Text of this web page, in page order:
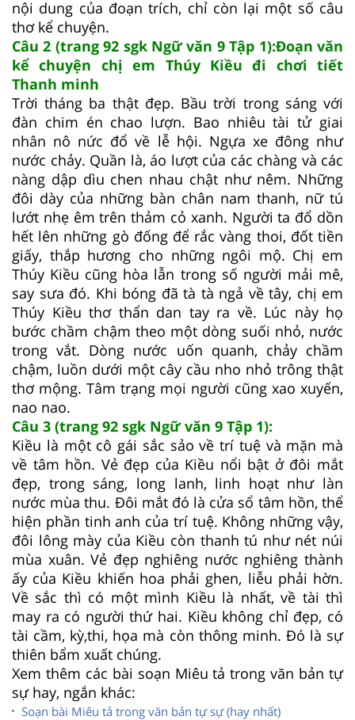
nội dung của đoạn trích, chỉ còn lại một số câu
thơ kể chuyện.
Câu 2 (trang 92 sgk Ngữ văn 9 Tập 1):Đoạn văn
kể chuyện chị em Thúy Kiều đi chơi tiết
Thanh minh
Trời tháng ba thật đẹp. Bầu trời trong sáng với
đàn chim én chao lượn. Bao nhiêu tài tử giai
nhân nô nức đổ về lễ hội. Ngựa xe đông như
nước chảy. Quần là, áo lượt của các chàng và các
nàng dập dìu chen nhau chật như nêm. Những
đôi dày của những bàn chân nam thanh, nữ tú
lướt nhẹ êm trên thảm cỏ xanh. Người ta đổ dồn
hết lên những gò đống để rắc vàng thoi, đốt tiền
giấy, thắp hương cho những ngôi mộ. Chị em
Thúy Kiều cũng hòa lẫn trong số người mải mê,
say sưa đó. Khi bóng đã tà tà ngả về tây, chị em
Thúy Kiều thơ thẩn dan tay ra về. Lúc này họ
bước chầm chậm theo một dòng suối nhỏ, nước
trong vắt. Dòng nước uốn quanh, chảy chầm
chậm, luồn dưới một cây cầu nho nhỏ trông thật
thơ mộng. Tâm trạng mọi người cũng xao xuyến,
nao nao.
Câu 3 (trang 92 sgk Ngữ văn 9 Tập 1):
Kiều là một cô gái sắc sảo về trí tuệ và mặn mà
về tâm hồn. Vẻ đẹp của Kiều nổi bật ở đôi mắt
đẹp, trong sáng, long lanh, linh hoạt như làn
nước mùa thu. Đôi mắt đó là cửa sổ tâm hồn, thể
hiện phần tinh anh của trí tuệ. Không những vậy,
đôi lông mày của Kiều còn thanh tú như nét núi
mùa xuân. Vẻ đẹp nghiêng nước nghiêng thành
ấy của Kiều khiến hoa phải ghen, liễu phải hờn.
Về sắc thì có một mình Kiều là nhất, về tài thì
may ra có người thứ hai. Kiều không chỉ đẹp, có
tài cầm, kỳ,thi, họa mà còn thông minh. Đó là sự
thiên bẩm xuất chúng.
Xem thêm các bài soạn Miêu tả trong văn bản tự
sự hay, ngắn khác:
Soạn bài Miêu tả trong văn bản tự sự (hay nhất)